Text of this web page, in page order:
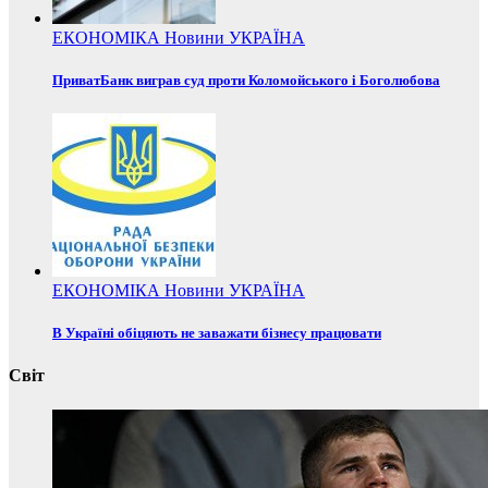
ЕКОНОМІКА Новини УКРАЇНА
ПриватБанк виграв суд проти Коломойського і Боголюбова
ЕКОНОМІКА Новини УКРАЇНА
В Україні обіцяють не заважати бізнесу працювати
Світ